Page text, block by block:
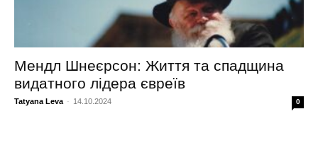
Мендл Шнеєрсон: Життя та спадщина
видатного лідера євреїв
Tatyana Leva - 14.10.2024 0